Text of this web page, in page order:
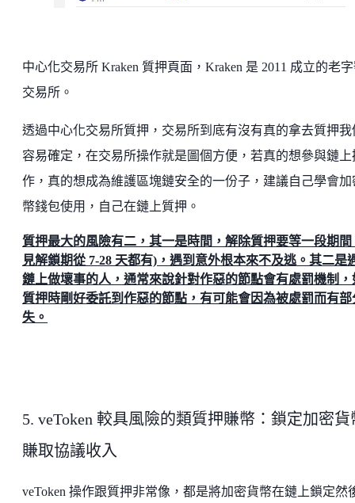
中心化交易所 Kraken 質押頁面，Kraken 是 2011 成立的老
交易所。
透過中心化交易所質押，交易所到底有沒有真的拿去質押我
容易確定，在交易所操作就是圖個方便，若真的想參與鏈上
作，真的想成為維護區塊鏈安全的一份子，建議自己學會加
幣錢包使用，自己在鏈上質押。
質押最大的風險有二，其一是時間，解除質押要等一段期間
見解鎖期從 7-28 天都有)，遇到意外根本來不及逃。其二是
鏈上做壞事的人，通常來說針對作惡的節點會有處罰機制，
質押時剛好委託到作惡的節點，有可能會因為被處罰而有部
失。
5. veToken 較具風險的類質押賺幣：鎖定加密貨
賺取協議收入
veToken 操作跟質押非常像，都是將加密貨幣在鏈上鎖定然